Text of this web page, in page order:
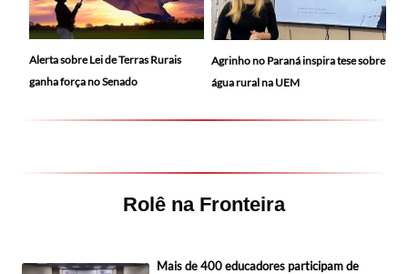
Alerta sobre Lei de Terras Rurais
ganha força no Senado
Agrinho no Paraná inspira tese sobre
água rural na UEM
Rolê na Fronteira
Mais de 400 educadores participam de